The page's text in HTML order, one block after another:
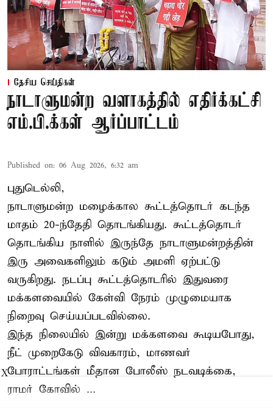
தேசிய செய்திகள்
நாடாளுமன்ற வளாகத்தில் எதிர்க்கட்சி
எம்.பி.க்கள் ஆர்ப்பாட்டம்
Published on: 06 Aug 2026, 6:32 am
புதுடெல்லி,
நாடாளுமன்ற மழைக்கால கூட்டத்தொடர் கடந்த
மாதம் 20-ந்தேதி தொடங்கியது. கூட்டத்தொடர்
தொடங்கிய நாளில் இருந்தே நாடாளுமன்றத்தின்
இரு அவைகளிலும் கடும் அமளி ஏற்பட்டு
வருகிறது. நடப்பு கூட்டத்தொடரில் இதுவரை
மக்களவையில் கேள்வி நேரம் முழுமையாக
நிறைவு செய்யப்படவில்லை.
இந்த நிலையில் இன்று மக்களவை கூடியபோது,
நீட் முறைகேடு விவகாரம், மாணவர்
போராட்டங்கள் மீதான போலீஸ் நடவடிக்கை,
ராமர் கோவில் ...
X